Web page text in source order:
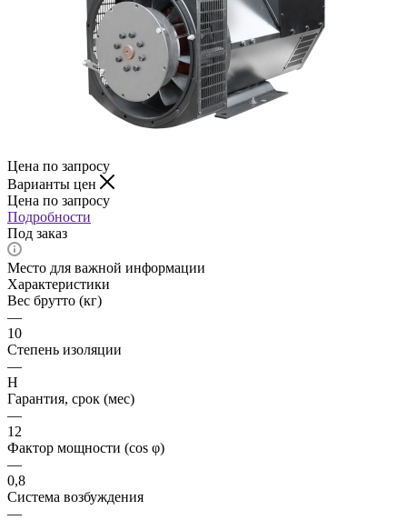
Цена по запросу
Варианты цен
Цена по запросу
Подробности
Под заказ
Место для важной информации
Характеристики
Вес брутто (кг)
—
10
Степень изоляции
—
Н
Гарантия, срок (мес)
—
12
Фактор мощности (cos φ)
—
0,8
Система возбуждения
—